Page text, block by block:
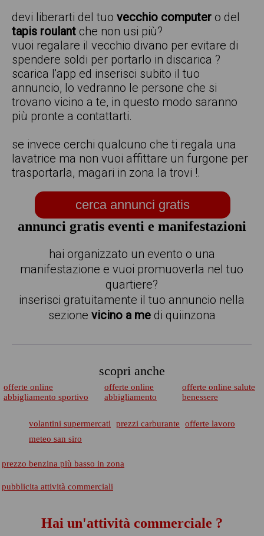
devi liberarti del tuovecchio computer o del
tapis roulant che non usi più?
vuoi regalare il vecchio divano per evitare di
spendere soldi per portarlo in discarica ?
scarica l'app ed inserisci subito il tuo
annuncio, lo vedranno le persone che si
trovano vicino a te, in questo modo saranno
più pronte a contattarti.
se invece cerchi qualcuno che ti regala una
lavatrice ma non vuoi affittare un furgone per
trasportarla, magari in zona la trovi !.
cerca annunci gratis
annunci gratis eventi e manifestazioni
hai organizzato un evento o una
manifestazione e vuoi promuoverla nel tuo
quartiere?
inserisci gratuitamente il tuo annuncio nella
sezione vicino a medi quiinzona
scopri anche
offerte online
abbigliamento sportivo
offerte online
abbigliamento
offerte online salute
benessere
volantini supermercati prezzi carburante
offerte lavoro
meteo san siro
prezzo benzina più basso in zona
pubblicita attività commerciali
Hai un'attività commerciale ?